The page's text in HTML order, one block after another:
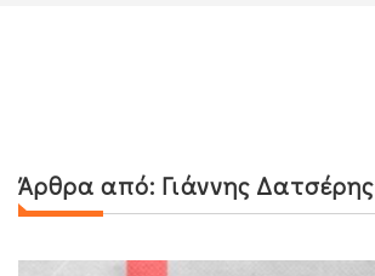
Άρθρα από: Γιάννης Δατσέρης